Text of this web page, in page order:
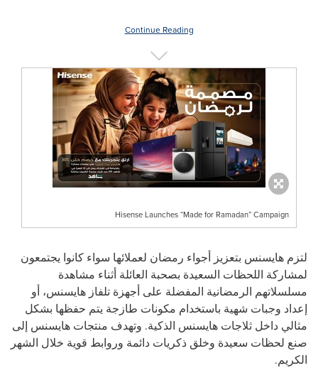
Continue Reading
Hisense Launches “Made for Ramadan” Campaign
لتزم هايسنس بتعزيز أجواء رمضان لعملائها سواء كانوا يجتمعون
لمشاركة اللحظات السعيدة بصحبة العائلة أثناء مشاهدة
مسلسلاتهم الرمضانية المفضلة على أجهزة تلفاز هايسنس، أو
إعداد وجبات شهية باستخدام مكونات طازجة يتم حفظها بشكل
مثالي داخل ثلاجات هايسنس الذكية. وتهدف منتجات هايسنس إلى
صنع لحظات سعيدة وخلق ذكريات دائمة وروابط قوية خلال الشهر
الكريم.